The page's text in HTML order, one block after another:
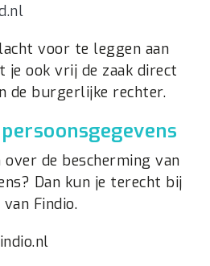
voor te leggen aan
je ook vrij de zaak direct
de burgerlijke rechter.
de bescherming van
Dan kun je terecht bij
Findio.